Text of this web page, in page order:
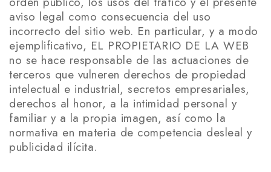
aviso legal como consecuencia del uso
incorrecto del sitio web. En particular, y a modo
ejemplificativo, EL PROPIETARIO DE LA WEB
no se hace responsable de las actuaciones de
terceros que vulneren derechos de propiedad
intelectual e industrial, secretos empresariales,
derechos al honor, a la intimidad personal y
familiar y a la propia imagen, así como la
normativa en materia de competencia desleal y
publicidad ilícita.